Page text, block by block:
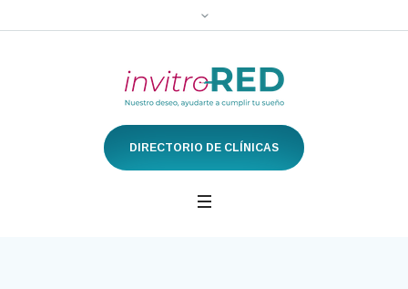
DIRECTORIO DE CLÍNICAS